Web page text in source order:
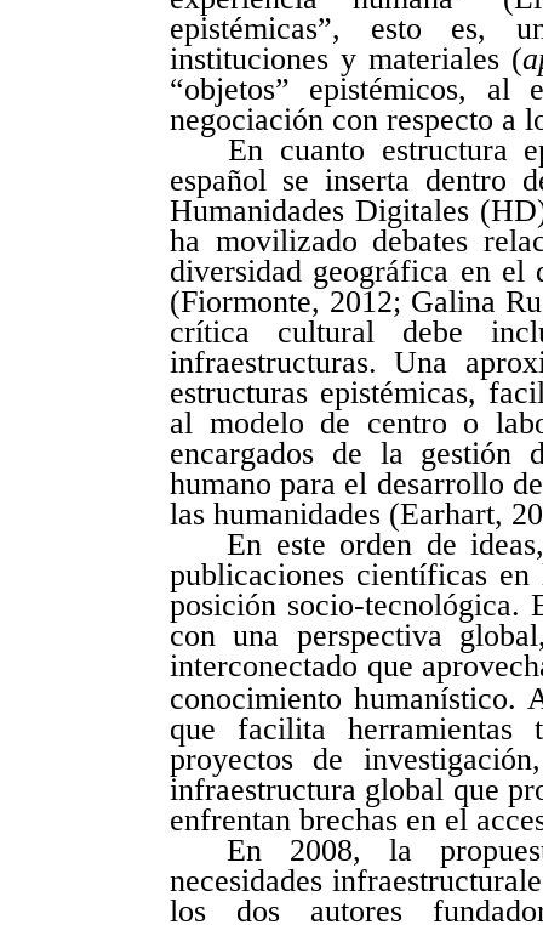
epistémicas”, esto es,
instituciones y materiales (
“objetos” epistémicos,
negociación con respecto a
En cuanto estructura
español se inserta dentro
Humanidades Digitales
ha movilizado debates
diversidad geográfica en
(Fiormonte, 2012; Galina
crítica cultural debe
infraestructuras. Una
estructuras epistémicas,
al modelo de centro o
encargados de la gestión
humano para el desarrollo
las humanidades (Earhart,
En este orden de
publicaciones científicas en
posición socio-tecnológica.
con una perspectiva
interconectado que
conocimiento humanístico.
que facilita herramientas
proyectos de
infraestructura global que
enfrentan brechas en el
En 2008, la
necesidades
los dos autores